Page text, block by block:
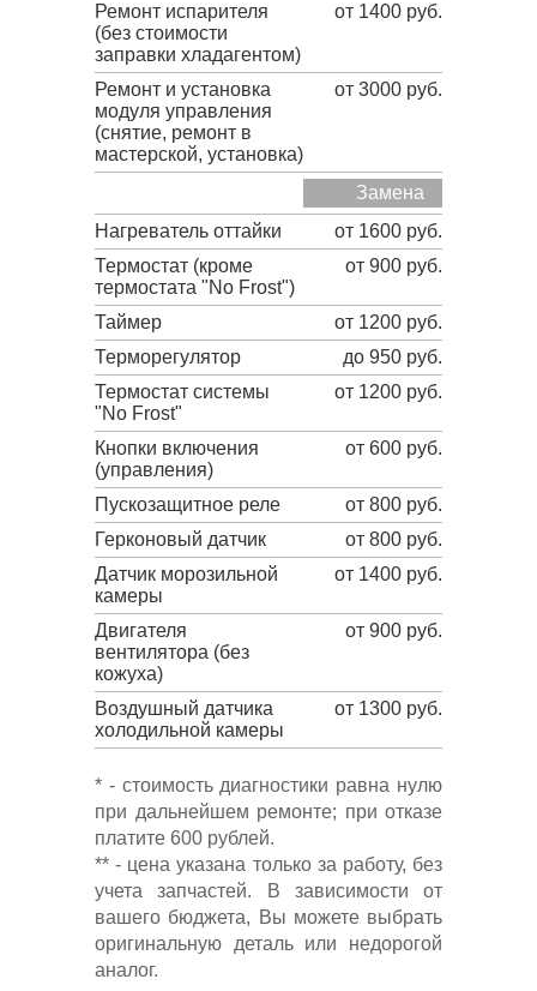
Ремонт испарителя
(без стоимости
заправки хладагентом)
от 1400 руб.
Ремонт и установка
модуля управления
(снятие, ремонт в
мастерской, установка)
от 3000 руб.
Замена
Нагреватель оттайки
от 1600 руб.
Термостат (кроме
термостата "No Frost")
от 900 руб.
Таймер
от 1200 руб.
Терморегулятор
до 950 руб.
Термостат системы
"No Frost"
от 1200 руб.
Кнопки включения
(управления)
от 600 руб.
Пускозащитное реле
от 800 руб.
Герконовый датчик
от 800 руб.
Датчик морозильной
камеры
от 1400 руб.
Двигателя
вентилятора (без
кожуха)
от 900 руб.
Воздушный датчика
холодильной камеры
от 1300 руб.
* - стоимость диагностики равна нулю
при дальнейшем ремонте; при отказе
платите 600 рублей.
** - цена указана только за работу, без
учета запчастей. В зависимости от
вашего бюджета, Вы можете выбрать
оригинальную деталь или недорогой
аналог.